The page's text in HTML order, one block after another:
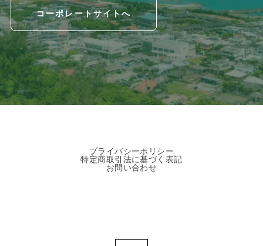
コーポレートサイトへ
プライバシーポリシー
特定商取引法に基づく表記
お問い合わせ